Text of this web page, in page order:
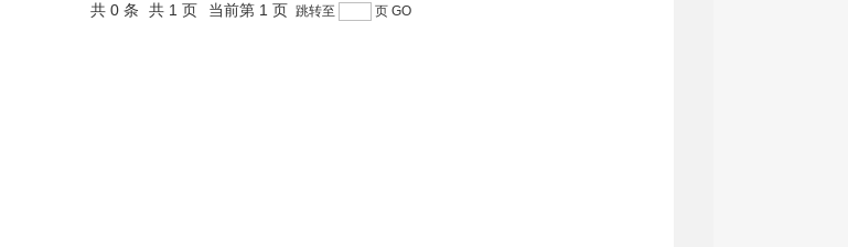
共 0 条
共 1 页 当前第 1 页 跳转至 页 GO